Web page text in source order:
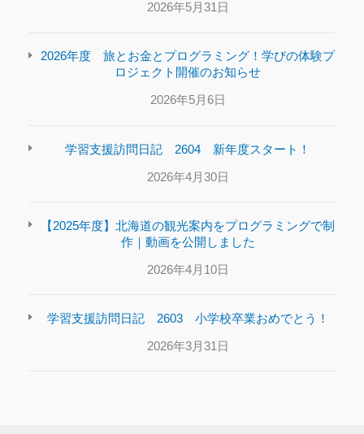
2026年5月31日
2026年度 旅とお金とプログラミング！学びの体験プ
ロジェクト開催のお知らせ
2026年5月6日
学習支援訪問日記 2604 新年度スタート！
2026年4月30日
【2025年度】北海道の観光案内をプログラミングで制
作｜動画を公開しました
2026年4月10日
学習支援訪問日記 2603 小学校卒業おめでとう！
2026年3月31日